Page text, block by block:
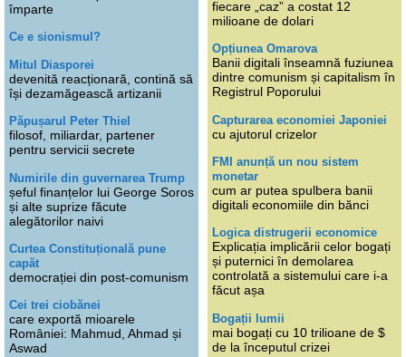
împarte
Ce e sionismul?
Mitul Diasporei
devenită reacționară, contină să
își dezamăgească artizanii
Păpușarul Peter Thiel
filosof, miliardar, partener
pentru servicii secrete
Numirile din guvernarea Trump
șeful finanțelor lui George Soros
și alte suprize făcute
alegătorilor naivi
Curtea Constituțională pune
capăt
democrației din post-comunism
Cei trei ciobănei
care exportă mioarele
României: Mahmud, Ahmad și
Aswad
fiecare „caz” a costat 12
milioane de dolari
Opțiunea Omarova
Banii digitali înseamnă fuziunea
dintre comunism și capitalism în
Registrul Poporului
Capturarea economiei Japoniei
cu ajutorul crizelor
FMI anunță un nou sistem
monetar
cum ar putea spulbera banii
digitali economiile din bănci
Logica distrugerii economice
Explicația implicării celor bogați
și puternici în demolarea
controlată a sistemului care i-a
făcut așa
Bogații lumii
mai bogați cu 10 trilioane de $
de la începutul crizei